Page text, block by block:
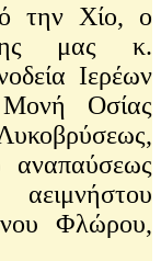
την Χίο, ο
μας κ.
Ιερέων
Οσίας
αναπαύσεως
Φλώρου,